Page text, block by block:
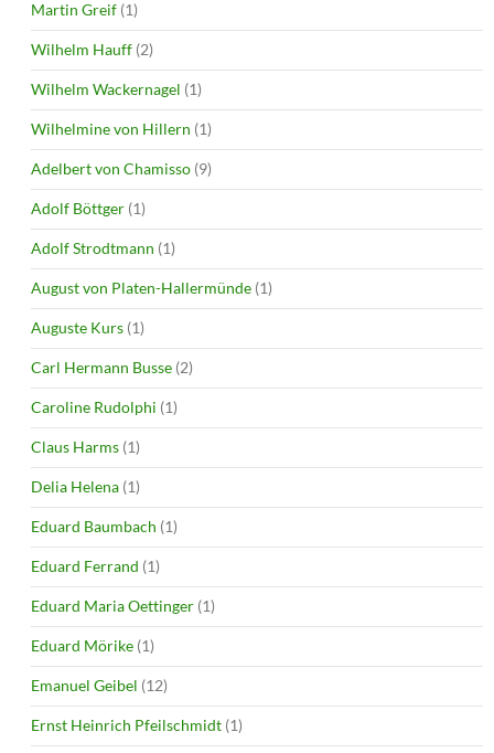
Martin Greif (1)
Wilhelm Hauff (2)
Wilhelm Wackernagel (1)
Wilhelmine von Hillern (1)
Adelbert von Chamisso (9)
Adolf Böttger (1)
Adolf Strodtmann (1)
August von Platen-Hallermünde (1)
Auguste Kurs (1)
Carl Hermann Busse (2)
Caroline Rudolphi (1)
Claus Harms (1)
Delia Helena (1)
Eduard Baumbach (1)
Eduard Ferrand (1)
Eduard Maria Oettinger (1)
Eduard Mörike (1)
Emanuel Geibel (12)
Ernst Heinrich Pfeilschmidt (1)